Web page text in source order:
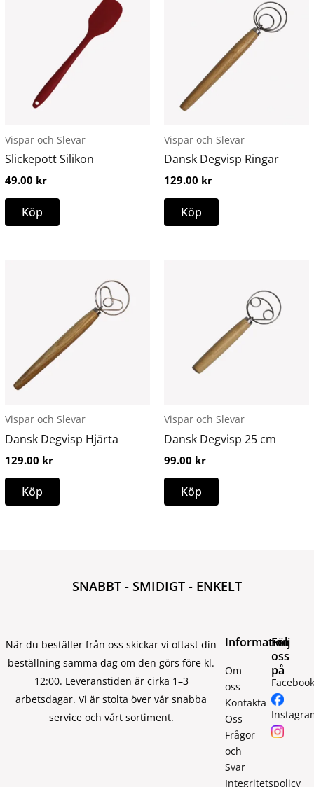
Vispar och Slevar
Slickepott Silikon
49.00 kr
Köp
produkten
flera
varianter.
alternativen
kan
Vispar och Slevar
Dansk Degvisp Ringar
129.00 kr
Köp
Vispar och Slevar
Dansk Degvisp Hjärta
129.00 kr
Köp
Vispar och Slevar
Dansk Degvisp 25 cm
99.00 kr
Köp
SNABBT - SMIDIGT - ENKELT
När du beställer från oss skickar vi oftast din
beställning samma dag om den görs före kl.
12:00. Leveranstiden är cirka 1–3
arbetsdagar. Vi är stolta över vår snabba
service och vårt sortiment.
Information
Om
oss
Kontakta
Oss
Frågor
och
Svar
Integritetspolicy
Följ
oss
på